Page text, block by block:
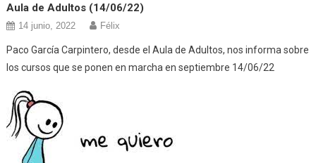
Aula de Adultos (14/06/22)
14 junio, 2022 Félix
Paco García Carpintero, desde el Aula de Adultos, nos informa sobre
los cursos que se ponen en marcha en septiembre 14/06/22